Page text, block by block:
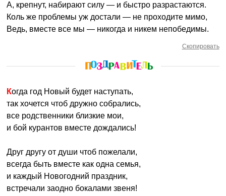
А, крепнут, набирают силу — и быстро разрастаются.
Коль же проблемы уж достали — не проходите мимо,
Ведь, вместе все мы — никогда и никем непобедимы.
Скопировать
Когда год Новый будет наступать,
так хочется чтоб дружно собрались,
все родственники близкие мои,
и бой курантов вместе дождались!
Друг другу от души чтоб пожелали,
всегда быть вместе как одна семья,
и каждый Новогодний праздник,
встречали заодно бокалами звеня!